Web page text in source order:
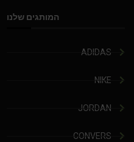
המותגים שלנו
ADIDAS
NIKE
JORDAN
CONVERS